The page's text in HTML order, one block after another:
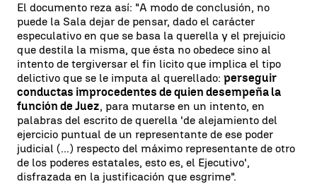
El documento reza así: "A modo de conclusión, no
puede la Sala dejar de pensar, dado el carácter
especulativo en que se basa la querella y el prejuicio
que destila la misma, que ésta no obedece sino al
intento de tergiversar el fin licito que implica el tipo
delictivo que se le imputa al querellado: perseguir
conductas improcedentes de quien desempeña la
función de Juez, para mutarse en un intento, en
palabras del escrito de querella 'de alejamiento del
ejercicio puntual de un representante de ese poder
judicial (...) respecto del máximo representante de otro
de los poderes estatales, esto es, el Ejecutivo',
disfrazada en la justificación que esgrime".